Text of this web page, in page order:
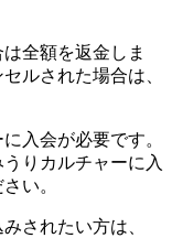
全額を返金しま
ルされた場合は、
入会が必要です。
りカルチャーに入
い。
されたい方は、